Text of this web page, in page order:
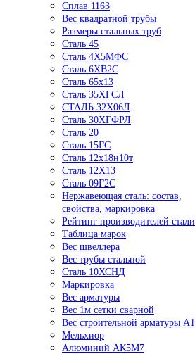
Сплав 1163
Вес квадратной трубы
Размеры стальных труб
Сталь 45
Сталь 4Х5МФС
Сталь 6ХВ2С
Сталь 65х13
Сталь 35ХГСЛ
СТАЛЬ 32Х06Л
Сталь 30ХГФРЛ
Сталь 20
Сталь 15ГС
Сталь 12х18н10т
Сталь 12Х13
Сталь 09Г2С
Нержавеющая сталь: состав,
свойства, маркировка
Рейтинг производителей стали
Таблица марок
Вес швеллера
Вес трубы стальной
Сталь 10ХСНД
Маркировка
Вес арматуры
Вес 1м сетки сварной
Вес строительной арматуры А1
Мельхиор
Алюминий АК5М7